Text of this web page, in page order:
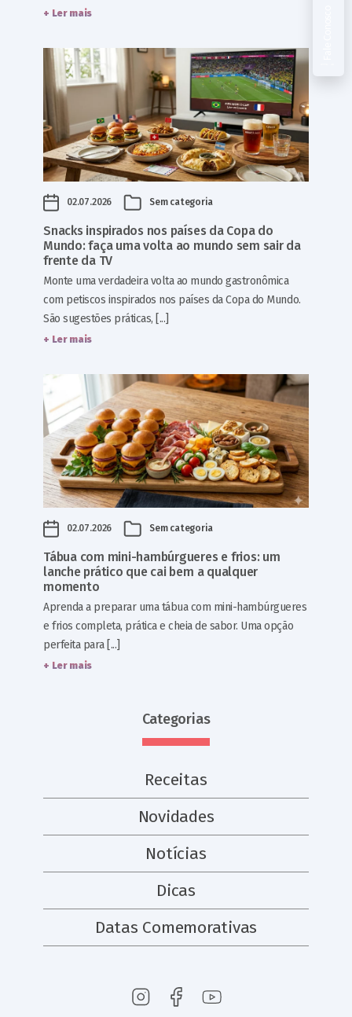
+ Ler mais
02.07.2026 Sem categoria
Snacks inspirados nos países da Copa do
Mundo: faça uma volta ao mundo sem sair da
frente da TV
Monte uma verdadeira volta ao mundo gastronômica
com petiscos inspirados nos países da Copa do Mundo.
São sugestões práticas, [...]
+ Ler mais
02.07.2026 Sem categoria
Tábua com mini-hambúrgueres e frios: um
lanche prático que cai bem a qualquer
momento
Aprenda a preparar uma tábua com mini-hambúrgueres
e frios completa, prática e cheia de sabor. Uma opção
perfeita para [...]
+ Ler mais
Categorias
Receitas
Novidades
Notícias
Dicas
Datas Comemorativas